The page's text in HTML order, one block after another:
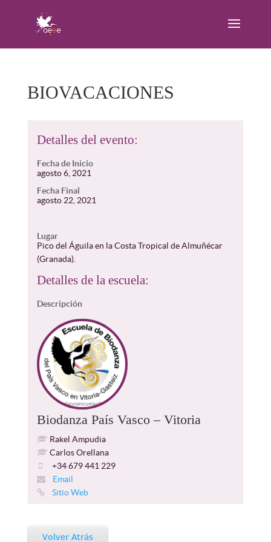
BIOVACACIONES
Detalles del evento:
Fecha de Inicio
agosto 6, 2021
Fecha Final
agosto 22, 2021
Lugar
Pico del Águila en la Costa Tropical de Almuñécar
(Granada).
Detalles de la escuela:
Descripción
Biodanza País Vasco – Vitoria
Rakel Ampudia
Carlos Orellana
+34 679 441 229
Email
Sitio Web
Volver Atrás